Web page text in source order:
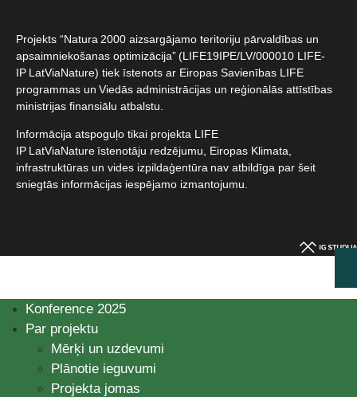
Projekts “Natura 2000 aizsargājamo teritoriju pārvaldības un
apsaimniekošanas optimizācija” (LIFE19IPE/LV/000010 LIFE-
IP LatViaNature) tiek īstenots ar Eiropas Savienības LIFE
programmas un Viedās administrācijas un reģionālās attīstības
ministrijas finansiālu atbalstu.​
Informācija atspoguļo tikai projekta LIFE
IP LatViaNature īstenotāju redzējumu, Eiropas Klimata,
infrastruktūras un vides izpildaģentūra nav atbildīga par šeit
sniegtās informācijas iespējamo izmantojumu.​
Konference 2025
Par projektu
Mērķi un uzdevumi
Plānotie ieguvumi
Projekta jomas